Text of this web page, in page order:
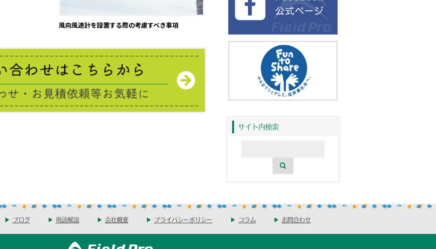
風向風速計を設置する際の考慮すべき事項
サイト内検索
ブログ 用語解説 会社概要 プライバシーポリシー コラム お問合わせ